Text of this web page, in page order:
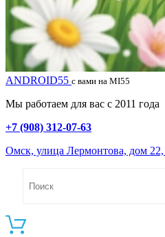
ANDROID55 с вами на MI55
Мы работаем для вас с 2011 года
+7 (908) 312-07-63
Омск, улица Лермонтова, дом 22,